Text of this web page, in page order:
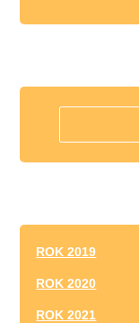
ROK 2019
ROK 2020
ROK 2021